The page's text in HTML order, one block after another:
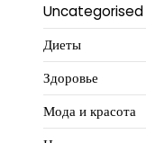
Uncategorised
Диеты
Здоровье
Мода и красота